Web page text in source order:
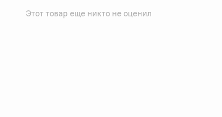
Этот товар еще никто не оценил